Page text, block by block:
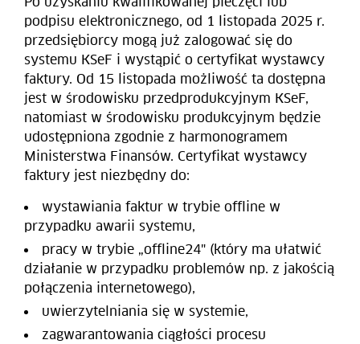
podpisu elektronicznego, od 1 listopada 2025 r.
przedsiębiorcy mogą już zalogować się do
systemu KSeF i wystąpić o certyfikat wystawcy
faktury. Od 15 listopada możliwość ta dostępna
jest w środowisku przedprodukcyjnym KSeF,
natomiast w środowisku produkcyjnym będzie
udostępniona zgodnie z harmonogramem
Ministerstwa Finansów. Certyfikat wystawcy
faktury jest niezbędny do:
wystawiania faktur w trybie offline w
przypadku awarii systemu,
pracy w trybie „offline24" (który ma ułatwić
działanie w przypadku problemów np. z jakością
połączenia internetowego),
uwierzytelniania się w systemie,
zagwarantowania ciągłości procesu